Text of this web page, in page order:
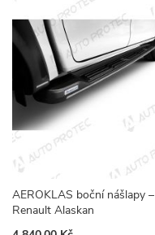
AEROKLAS boční nášlapy –
Renault Alaskan